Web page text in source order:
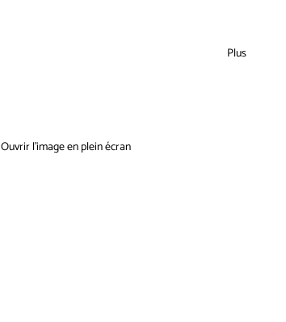
Plus
Ouvrir l’image en plein écran